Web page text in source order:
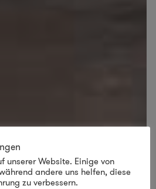
unserer Website. Einige von
andere uns helfen, diese
zu verbessern.